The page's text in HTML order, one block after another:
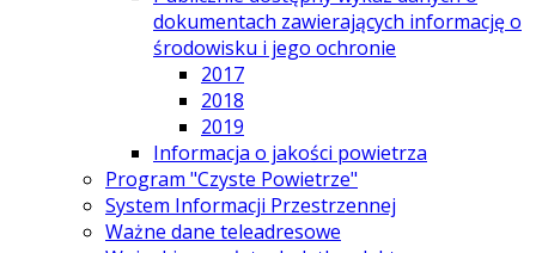
dokumentach zawierających informację o
środowisku i jego ochronie
2017
2018
2019
Informacja o jakości powietrza
Program "Czyste Powietrze"
System Informacji Przestrzennej
Ważne dane teleadresowe